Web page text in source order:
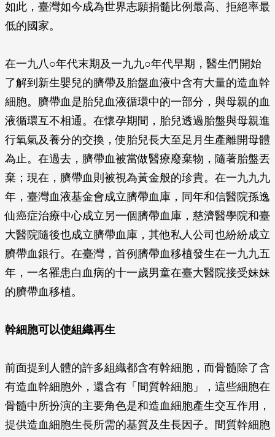
如此，臺灣如今成為世界志願捐髓比例最高、拒絕率最
低的國家。
在一九八○年代末期及一九九○年代早期，醫生們開始
了解到新生嬰兒的臍帶及胎盤血液中含有大量的造血幹
細胞。臍帶血是胎兒血液循環中的一部分，與母親的血
液循環互不相通。在懷孕期間，胎兒透過胎盤與母親進
行氧氣及養分的交換，使胎兒長大至足月生產離開母體
為止。在過去，臍帶血被當做醫療廢棄物，隨著胎盤丟
棄；現在，臍帶血則被視為黃金般的珍貴。在一九九九
年，臺灣血液基金會成立臍帶血庫，同年和信醫院孫逸
仙癌症治療中心成立另一個臍帶血庫，慈濟醫學院和臺
大醫院隨後也成立臍帶血庫，其他私人公司也紛紛成立
臍帶血銀行。在臺灣，首例臍帶血移植發生在一九九五
年，一名罹患白血病的十一歲男童在臺大醫院接受妹妹
的臍帶血移植。
幹細胞可以使組織再生
前面提到人體的許多組織都含有幹細胞，而骨髓除了含
有造血幹細胞外，還含有「間質幹細胞」，這些細胞在
骨髓中所扮演的主要角色是和造血細胞產生交互作用，
提供造血細胞生長所需的基質及生長因子。間質幹細胞